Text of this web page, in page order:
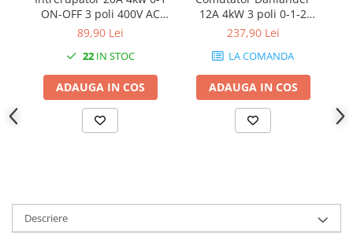
ON-OFF 3 poli 400V AC
IP65 industrial aplicat
89,90 Lei
22IN STOC
ADAUGA IN COS
12A 4kW 3 poli 0-1-2
industrial cu came PACO
237,90 Lei
LA COMANDA
ADAUGA IN COS
Descriere